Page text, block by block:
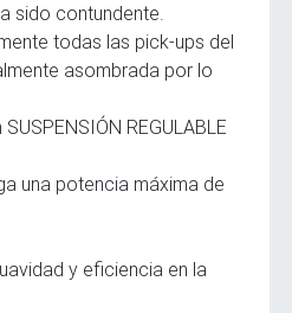
sido contundente.
todas las pick-ups del
asombrada por lo
REGULABLE
una potencia máxima de
y eficiencia en la